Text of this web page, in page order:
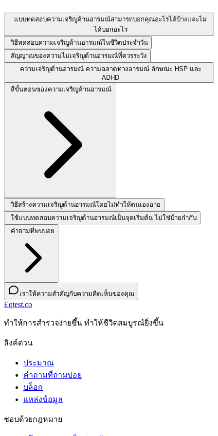
แบบทดสอบความเจริญูด้านอารมณ์สามารถบอกคุณอะไรได้บ้างและไม่
ได้บอกอะไร
วิธีทดสอบความเจริญูด้านอารมณ์ในชีวิตประจำวัน
สัญญาณของความไม่เจริญูด้านอารมณ์ที่ควรระวัง
ความเจริญูด้านอารมณ์ ความฉลาดทางอารมณ์ ลักษณะ HSP และ
ADHD
สี่ขั้นตอนของความเจริญูด้านอารมณ์
วิธีสร้างความเจริญูด้านอารมณ์โดยไม่ทำให้ตนเองอาย
ใช้แบบทดสอบความเจริญูด้านอารมณ์เป็นจุดเริ่มต้น ไม่ใช่ป้ายกำกับ
คำถามที่พบบ่อย
เราให้ความสำคัญกับความคิดเห็นของคุณ
Eqtest.co
ทําให้การสํารวจง่ายขึ้น ทําให้ชีวิตสมบูรณ์ยิ่งขึ้น
ลิงค์ด่วน
ประมาณ
คำถามที่ถามบ่อย
บล็อก
แหล่งข้อมูล
ชอบด้วยกฎหมาย